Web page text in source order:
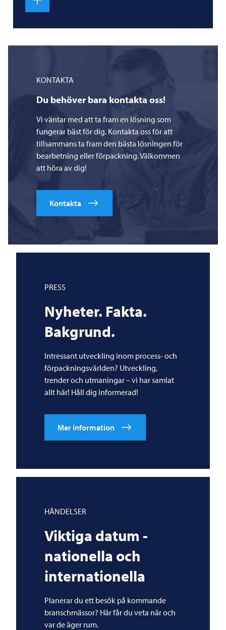
KONTAKTA
Du behöver bara kontakta oss!
Vi väntar med att ta fram en lösning som
fungerar bäst för dig. Kontakta oss för att
tillsammans ta fram den bästa lösningen för
bearbetning eller förpackning. Välkommen
att höra av dig!
Kontakta
PRESS
Nyheter. Fakta.
Bakgrund.
Intressant utveckling inom process- och
förpackningsvärlden? Utveckling,
trender och utmaningar – vi har samlat
allt här! Håll dig informerad!
Mer information
HÄNDELSER
Viktiga datum -
nationella och
internationella
Planerar du ett besök på kommande
branschmässor? Här får du veta när och
var de äger rum.